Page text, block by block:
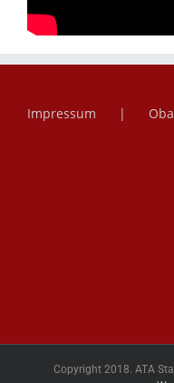
Impressum
Copyright 2018. ATA